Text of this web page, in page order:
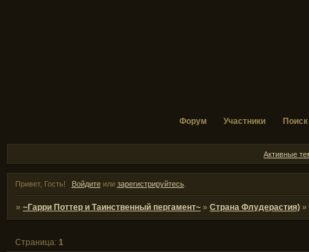
Форум Участники Поиск
Активные
Привет, Гость! Войдитеили зарегистрируйтесь.
»~Гарри Поттер и Таинственный пергамент~ »Страна Флудерастия) »
Страница:1